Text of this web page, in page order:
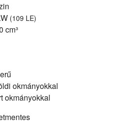
(109 LE)
cm³
okmányokkal
okmányokkal